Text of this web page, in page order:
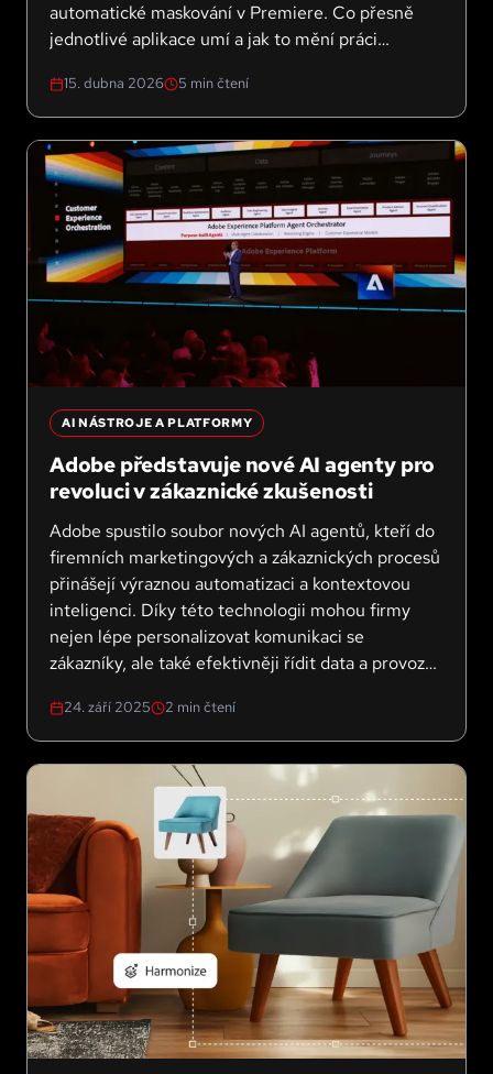
automatické maskování v Premiere. Co přesně
jednotlivé aplikace umí a jak to mění práci
15. dubna 2026 5 min čtení
AI NÁSTROJE A PLATFORMY
Adobe představuje nové AI agenty pro
revoluci v zákaznické zkušenosti
Adobe spustilo soubor nových AI agentů, kteří do
firemních marketingových a zákaznických procesů
přinášejí výraznou automatizaci a kontextovou
inteligenci. Díky této technologii mohou firmy
nejen lépe personalizovat komunikaci se
zákazníky, ale také efektivněji řídit data a provozní
lidský přístup.
24. září 2025 2 min čtení